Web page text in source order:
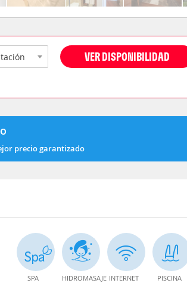
VER DISPONIBILIDAD
precio garantizado
SPA HIDROMASAJE INTERNET PISCINA